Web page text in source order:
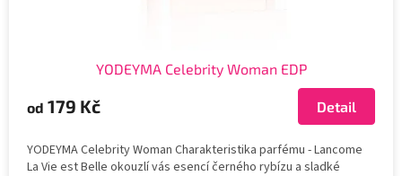
YODEYMA Celebrity Woman EDP
od 179 Kč Detail
YODEYMA Celebrity Woman Charakteristika parfému - Lancome
La Vie est Belle okouzlí vás esencí černého rybízu a sladké